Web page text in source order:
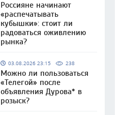
Россияне начинают
«распечатывать
кубышки»: стоит ли
радоваться оживлению
рынка?
03.08.2026 23:15 238
Можно ли пользоваться
«Телегой» после
объявления Дурова* в
розыск?